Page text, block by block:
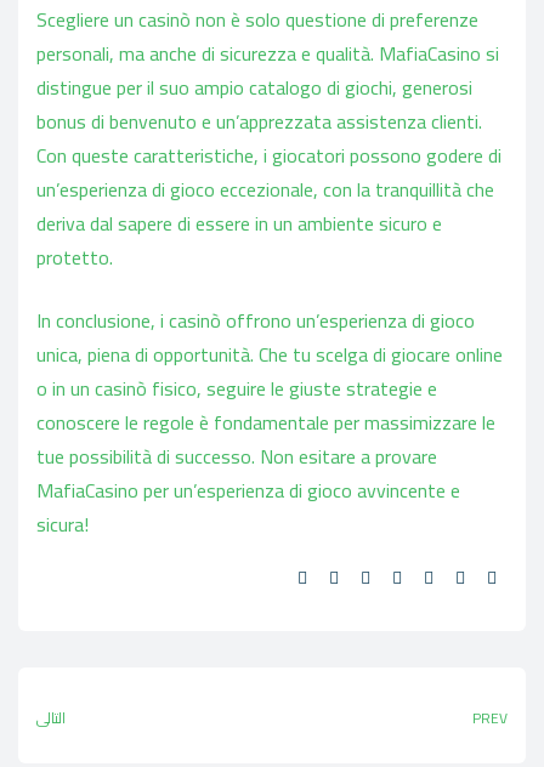
Scegliere un casinò non è solo questione di preferenze
personali, ma anche di sicurezza e qualità. MafiaCasino si
distingue per il suo ampio catalogo di giochi, generosi
bonus di benvenuto e un’apprezzata assistenza clienti.
Con queste caratteristiche, i giocatori possono godere di
un’esperienza di gioco eccezionale, con la tranquillità che
deriva dal sapere di essere in un ambiente sicuro e
protetto.
In conclusione, i casinò offrono un’esperienza di gioco
unica, piena di opportunità. Che tu scelga di giocare online
o in un casinò fisico, seguire le giuste strategie e
conoscere le regole è fondamentale per massimizzare le
tue possibilità di successo. Non esitare a provare
MafiaCasino per un’esperienza di gioco avvincente e
sicura!
Share:
PREV التالي